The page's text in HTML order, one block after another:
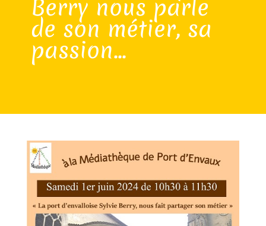
Berry nous parle
de son métier, sa
passion...